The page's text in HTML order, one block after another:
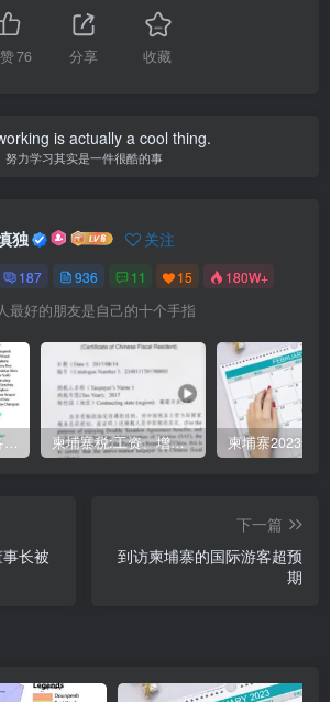
76 分享 收藏
is actually a cool thing.
努力学习其实是一件很酷的事
独 关注
187 936 11 15 180W+
最好的朋友是自己的十个手指
柬埔寨首都金边市各区与分区名称分布 柬埔寨税:工资、增值、预扣、利润、专利、产业、注册税
长被
下一篇
到访柬埔寨的国际游客超预
期